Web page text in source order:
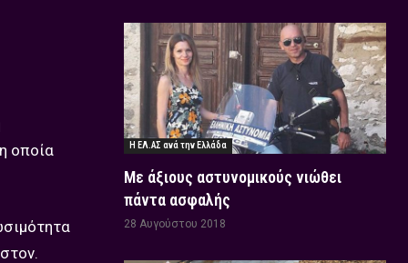
οποία
Η ΕΛ.ΑΣ ανά την Ελλάδα
Με άξιους αστυνομικούς νιώθει
πάντα ασφαλής
28 Αυγούστου 2018